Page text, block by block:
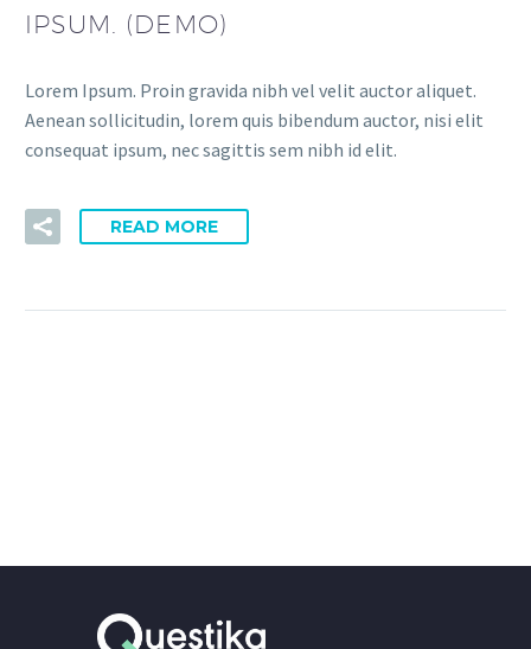
IPSUM. (DEMO)
Lorem Ipsum. Proin gravida nibh vel velit auctor aliquet.
Aenean sollicitudin, lorem quis bibendum auctor, nisi elit
consequat ipsum, nec sagittis sem nibh id elit.
READ MORE